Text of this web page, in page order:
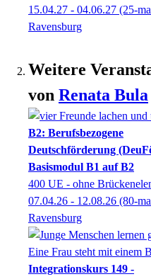
15.04.27 - 04.06.27 (25-
Ravensburg
Weitere
von Renata Bula
B2: Berufsbezogene
Deutschförderung
Basismodul B1 auf B2
400 UE - ohne
07.04.26 - 12.08.26 (80-
Ravensburg
Integrationskurs 149 -